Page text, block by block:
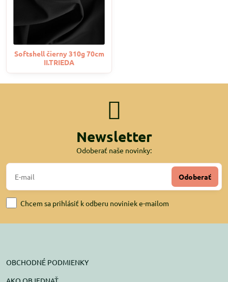
Softshell čierny 310g 70cm
II.TRIEDA
Newsletter
Odoberať naše novinky:
Odoberať
Chcem sa prihlásiť k odberu noviniek e-mailom
OBCHODNÉ PODMIENKY